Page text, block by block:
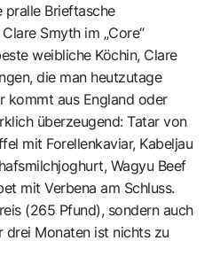
pralle Brieftasche
Smyth im „Core“
weibliche Köchin, Clare
die man heutzutage
kommt aus England oder
überzeugend: Tatar von
mit Forellenkaviar, Kabeljau
Wagyu Beef
mit Verbena am Schluss.
(265 Pfund), sondern auch
drei Monaten ist nichts zu